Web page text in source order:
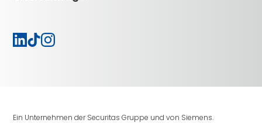
Ein Unternehmen der Securitas Gruppe und von Siemens.